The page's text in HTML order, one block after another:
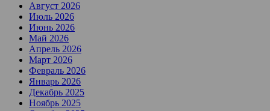
Август 2026
Июль 2026
Июнь 2026
Май 2026
Апрель 2026
Март 2026
Февраль 2026
Январь 2026
Декабрь 2025
Ноябрь 2025